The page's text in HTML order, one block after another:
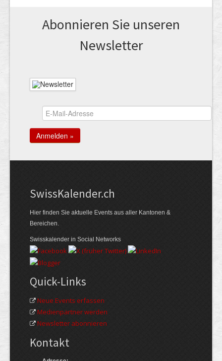
Abonnieren Sie unseren
News­letter
Swiss­Kalender.ch
Hier finden Sie aktuelle Events aus aller Kantonen &
Bereichen.
Swisskalender in Social Networks
Quick-Links
Neue Events erfassen
Medienpartner werden
Newsletter abonnieren
Kontakt